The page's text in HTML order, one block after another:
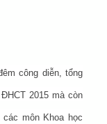
công diễn, tổng
2015 mà còn
môn Khoa học